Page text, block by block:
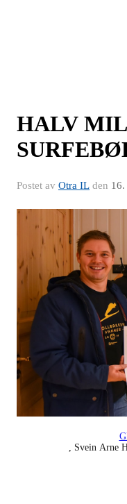
HALV
Postet av Otra IL den 16.
, Svein Arne